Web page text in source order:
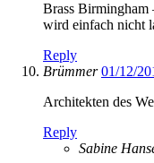
Brass Birmingham
wird einfach nicht
Reply
Brümmer 01/12/
Architekten des
Reply
Sabine